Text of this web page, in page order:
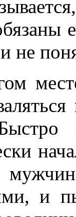
не
и